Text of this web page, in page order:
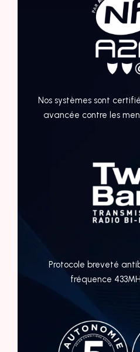
Nos systèmes sont
avancée contre les
Protocole breveté
fréquence